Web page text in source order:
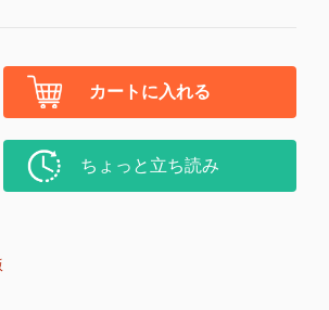
カートに入れる
ちょっと立ち読み